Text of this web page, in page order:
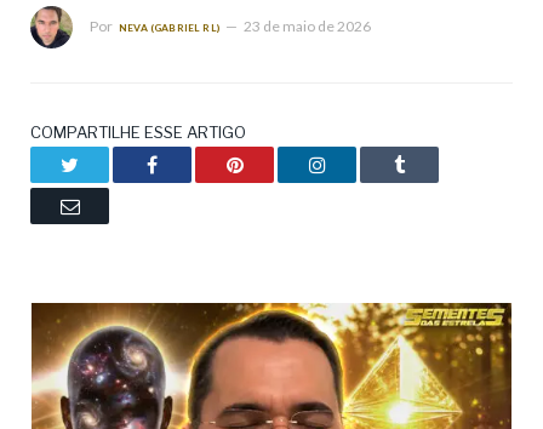
Por NEVA (GABRIEL RL) 23 de maio de 2026
COMPARTILHE ESSE ARTIGO
Facebook Pinterest LinkedIn Tumblr
Email